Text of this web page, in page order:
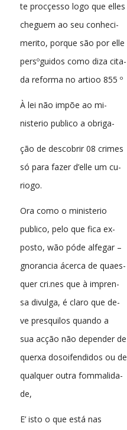
te procçesso logo que elles
cheguem ao seu conheci-
merito, porque são por elle
persºguidos como diza cita-
da reforma no artioo 855 º
À lei não impõe ao mi-
nisterio publico a obriga-
ção de descobrir 08 crimes
só para fazer d’elle um cu-
riogo.
Ora como o ministerio
publico, pelo que fica ex-
posto, wão póde alfegar –
gnorancia ácerca de quaes-
quer cri.nes que à impren-
sa divulga, é claro que de-
ve presquilos quando a
sua acção não depender de
querxa dosoifendidos ou de
qualquer outra fommalida-
de,
E’ isto o que está nas